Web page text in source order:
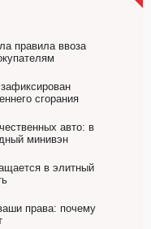
правила ввоза
сгорания
авто: в
минивэн
в элитный
права: почему